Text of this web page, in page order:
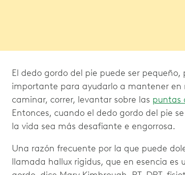
El dedo gordo del pie puede ser
importante para ayudarlo a mantener en
caminar, correr, levantar sobre las puntas
Entonces, cuando el dedo gordo del pie
la vida sea más desafiante e engorrosa.
Una razón frecuente por la que puede
llamada hallux rigidus, que en esencia es